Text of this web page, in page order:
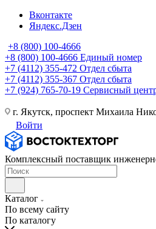
Вконтакте
Яндекс.Дзен
+8 (800) 100-4666
+8 (800) 100-4666 Единый номер
+7 (4112) 355-472 Отдел сбыта
+7 (4112) 355-367 Отдел сбыта
+7 (924) 765-70-19 Сервисный
г. Якутск, проспект Михаила
Войти
Комплексный поставщик
Каталог
По всему сайту
По каталогу